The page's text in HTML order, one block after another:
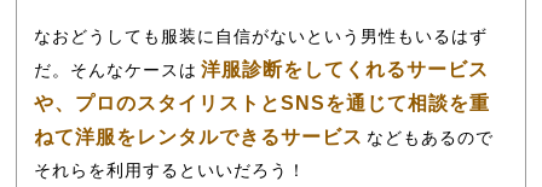
なおどうしても服装に自信がないという男性もいるはず
だ。そんなケースは 洋服診断をしてくれるサービス
や、プロのスタイリストとSNSを通じて相談を重
ねて洋服をレンタルできるサービス などもあるので
それらを利用するといいだろう！